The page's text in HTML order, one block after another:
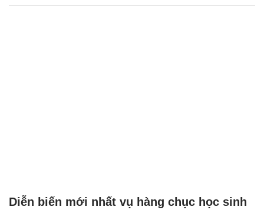
Diễn biến mới nhất vụ hàng chục học sinh